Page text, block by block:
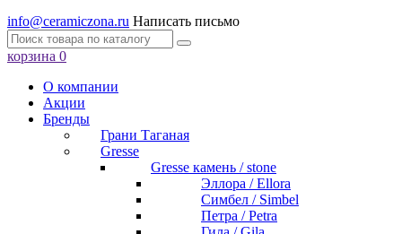
info@ceramiczona.ru Написать письмо
корзина 0
О компании
Акции
Бренды
Грани Таганая
Gresse
Gresse камень / stone
Эллора / Ellora
Симбел / Simbel
Петра / Petra